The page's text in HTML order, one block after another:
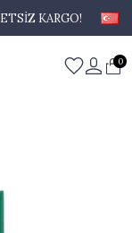
KARGO!
0